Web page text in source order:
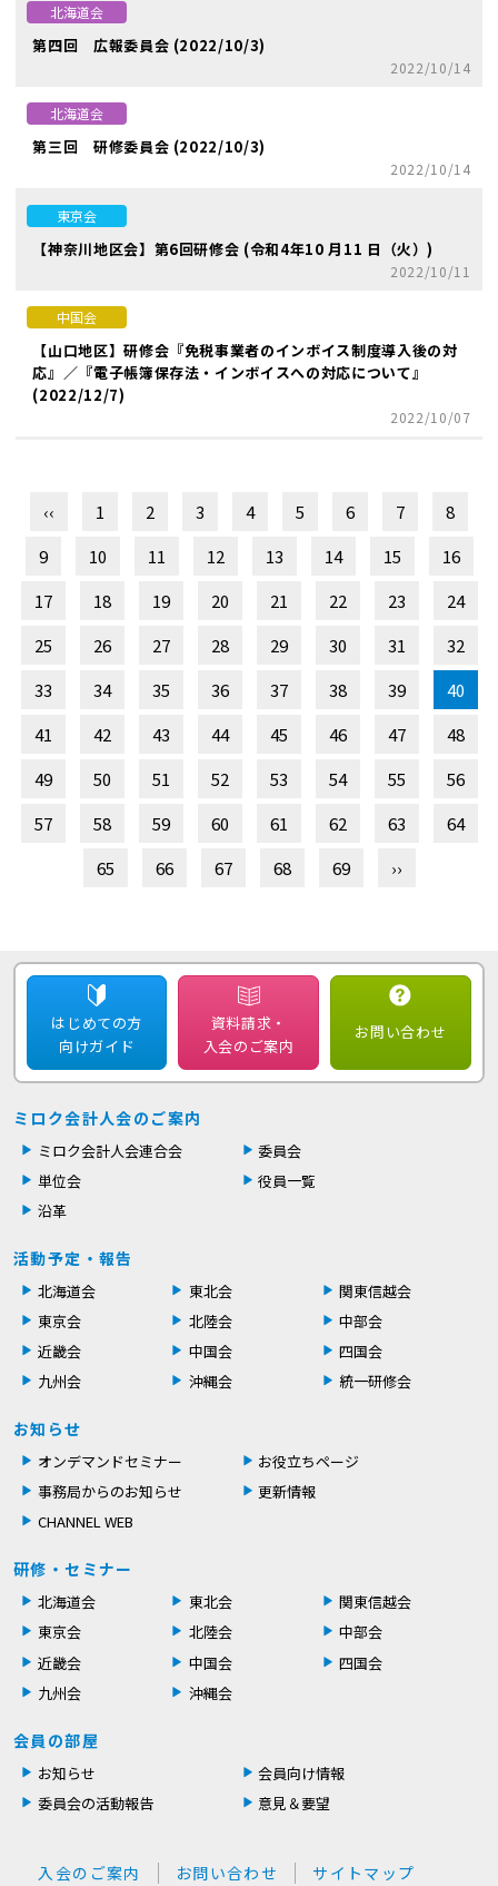
北海道会
第四回 広報委員会 (2022/10/3)
2022/10/14
北海道会
第三回 研修委員会 (2022/10/3)
2022/10/14
東京会
【神奈川地区会】第6回研修会 (令和4年10 月11 日（火）)
2022/10/11
中国会
【山口地区】研修会『免税事業者のインボイス制度導入後の対
応』／『電子帳簿保存法・インボイスへの対応について』
(2022/12/7)
2022/10/07
‹‹ 1 2 3 4 5 6 7
8
9
10 11 12 13 14 15
16
17
18 19 20 21 22 23
24
25
26 27 28 29 30 31
32
33
34 35 36 37 38 39
40
41
42 43 44 45 46 47
48
49
50 51 52 53 54 55
56
57
58 59 60 61 62 63
64
65
66 67 68 69 ››
はじめての方
向けガイド
資料請求・
入会のご案内
お問い合わせ
ミロク会計人会のご案内
ミロク会計人会連合会
委員会
単位会
役員一覧
沿革
活動予定・報告
北海道会 東北会
関東信越会
東京会
北陸会
中部会
近畿会
中国会
四国会
九州会
沖縄会 統一研修会
お知らせ
オンデマンドセミナー
お役立ちページ
事務局からのお知らせ
更新情報
CHANNEL WEB
研修・セミナー
北海道会 東北会
関東信越会
東京会
北陸会
中部会
近畿会
中国会
四国会
九州会
沖縄会
会員の部屋
お知らせ
会員向け情報
委員会の活動報告
意見＆要望
入会のご案内 お問い合わせ サイトマップ